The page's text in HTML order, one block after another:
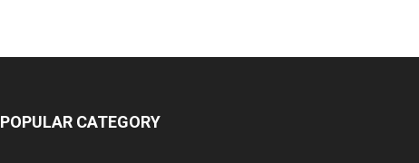
POPULAR CATEGORY